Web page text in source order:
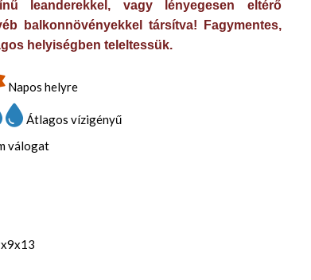
leanderekkel, vagy lényegesen eltérő
balkonnövényekkel társítva! Fagymentes,
helyiségben teleltessük.
Napos helyre
Átlagos vízigényű
válogat